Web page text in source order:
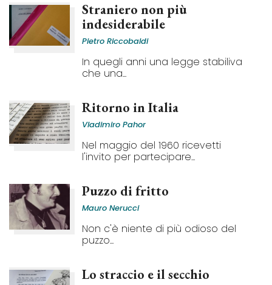
Straniero non più
indesiderabile
Pietro Riccobaldi
In quegli anni una legge stabiliva
che una...
Ritorno in Italia
Vladimiro Pahor
Nel maggio del 1960 ricevetti
l'invito per partecipare...
Puzzo di fritto
Mauro Nerucci
Non c'è niente di più odioso del
puzzo...
Lo straccio e il secchio